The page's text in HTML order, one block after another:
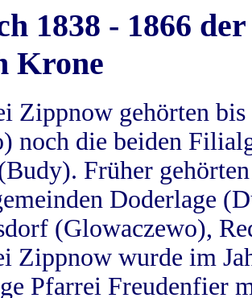
1838 - 1866
Krone
Zippnow gehörten
noch die beiden
Früher
Doderlage
(Glowaczewo),
Zippnow wurde im
Pfarrei Freudenfier